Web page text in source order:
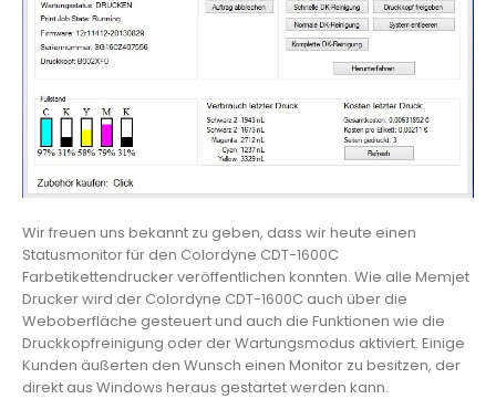
Wir freuen uns bekannt zu geben, dass wir heute einen
Statusmonitor für den Colordyne CDT-1600C
Farbetikettendrucker veröffentlichen konnten. Wie alle Memjet
Drucker wird der Colordyne CDT-1600C auch über die
Weboberfläche gesteuert und auch die Funktionen wie die
Druckkopfreinigung oder der Wartungsmodus aktiviert. Einige
Kunden äußerten den Wunsch einen Monitor zu besitzen, der
direkt aus Windows heraus gestartet werden kann.